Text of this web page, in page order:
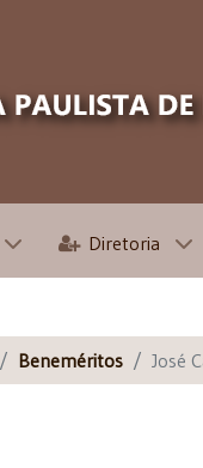
Diretoria
Beneméritos José